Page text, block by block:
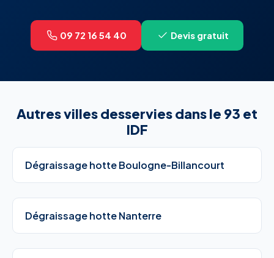
09 72 16 54 40 Devis gratuit
Autres villes desservies dans le 93 et
IDF
Dégraissage hotte Boulogne-Billancourt
Dégraissage hotte Nanterre